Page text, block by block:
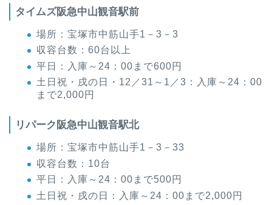
タイムズ阪急中山観音駅前
場所：宝塚市中筋山手1－3－3
収容台数：60台以上
平日：入庫～24：00まで600円
土日祝・戌の日・12／31～1／3：入庫～24：00
まで2,000円
リパーク阪急中山観音駅北
場所：宝塚市中筋山手1－3－33
収容台数：10台
平日：入庫～24：00まで500円
土日祝・戌の日：入庫～24：00まで2,000円